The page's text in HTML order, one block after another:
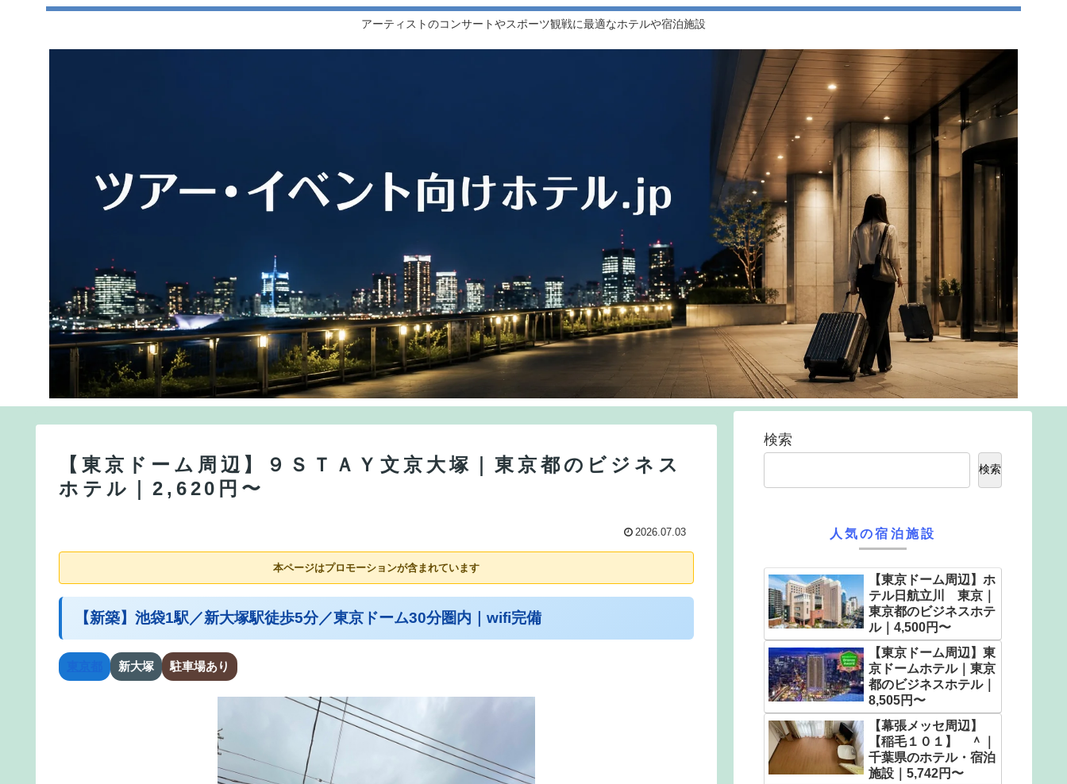
アーティストのコンサートやスポーツ観戦に最適なホテルや宿泊施設
【東京ドーム周辺】９ＳＴＡＹ文京大塚｜東京都のビジネス
ホテル｜2,620円〜
2026.07.03
本ページはプロモーションが含まれています
【新築】池袋1駅／新大塚駅徒歩5分／東京ドーム30分圏内｜wifi完備
新大塚 駐車場あり
検索
検索
人気の宿泊施設
【東京ドーム周辺】ホ
テル日航立川 東京｜
東京都のビジネスホテ
ル｜4,500円〜
【東京ドーム周辺】東
京ドームホテル｜東京
都のビジネスホテル｜
8,505円〜
【幕張メッセ周辺】
【稲毛１０１】 ＾｜
千葉県のホテル・宿泊
施設｜5,742円〜